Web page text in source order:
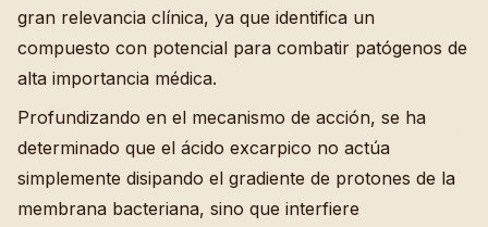
gran relevancia clínica, ya que identifica un
compuesto con potencial para combatir patógenos de
alta importancia médica.
Profundizando en el mecanismo de acción, se ha
determinado que el ácido excarpico no actúa
simplemente disipando el gradiente de protones de la
membrana bacteriana, sino que interfiere